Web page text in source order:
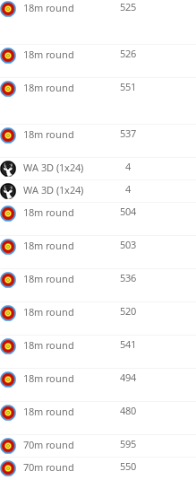
18m round 525
18m round 526
18m round 551
18m round 537
WA 3D (1x24)
4
WA 3D (1x24)
4
18m round 504
18m round 503
18m round 536
18m round 520
18m round 541
18m round 494
18m round 480
70m round
595
70m round 550